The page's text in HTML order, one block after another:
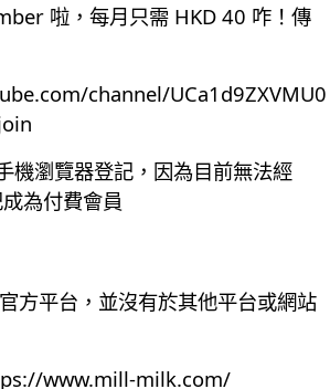
啦，每月只需 HKD 40 咋！傳
channel/UCa1d9ZXVMU0
機瀏覽器登記，因為目前無法經
為付費會員
方平台，並沒有於其他平台或網站
www.mill-milk.com/